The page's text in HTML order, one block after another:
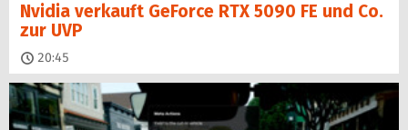
Nvidia verkauft GeForce RTX 5090 FE und Co.
zur UVP
20:45